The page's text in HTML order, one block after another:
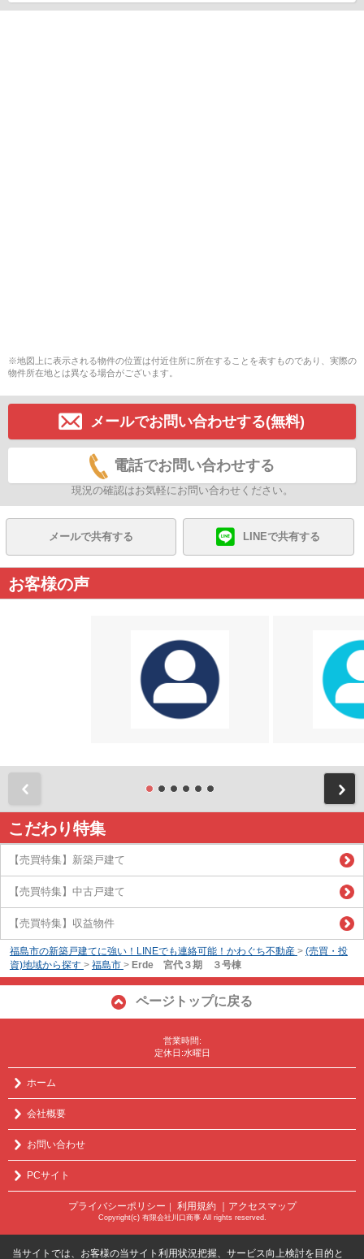
※地図上に表示される物件の位置は付近住所に所在することを表すものであり、実際の
物件所在地とは異なる場合がございます。
メールでお問い合わせする(無料)
電話でお問い合わせする
現況の確認はお気軽にお問い合わせください。
メールで共有する LINEで共有する
お客様の声
こだわり特集
【売買特集】新築戸建て
【売買特集】中古戸建て
【売買特集】収益物件
福島市の新築戸建てに強い！LINEでも連絡可能！かわぐち不動産 > (売買・投
資)地域から探す > 福島市 > Erde 宮代３期 ３号棟
ページトップに戻る
営業時間:
定休日:水曜日
ホーム
会社概要
お問い合わせ
PCサイト
プライバシーポリシー 利用規約 ｜アクセスマップ
Copyright(c) 有限会社川口商事 All rights reserved.
当サイトでは、お客様の当サイト利用状況把握、サービス向上検討を目的と